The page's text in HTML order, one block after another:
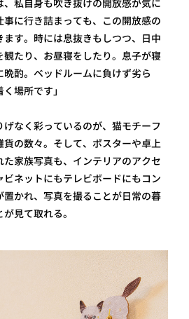
私自身も吹き抜けの開放感が気に
に行き詰まっても、この開放感の
す。時には息抜きもしつつ、日中
たり、お昼寝をしたり。息子が寝
酌。ベッドルームに負けず劣ら
場所です」
なく彩っているのが、猫モチーフ
の数々。そして、ポスターや卓上
家族写真も、インテリアのアクセ
ビネットにもテレビボードにもコン
かれ、写真を撮ることが日常の暮
見て取れる。